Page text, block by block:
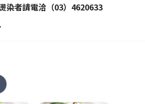
染者請電洽（03）4620633